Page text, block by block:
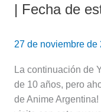
| Fecha de
27 de noviembre de
La continuación de
de 10 años, pero
de Anime